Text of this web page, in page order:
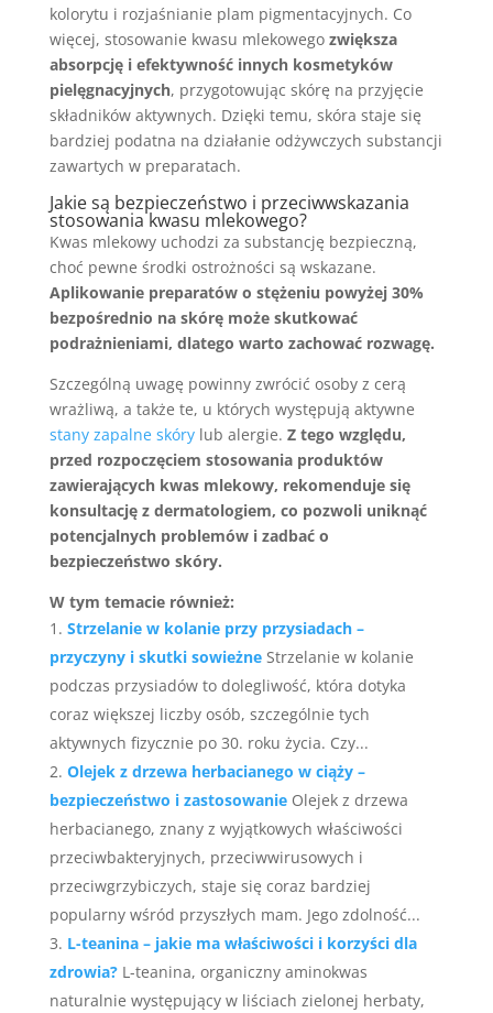
kolorytu i rozjaśnianie plam pigmentacyjnych. Co
więcej, stosowanie kwasu mlekowego zwiększa
absorpcję i efektywność innych kosmetyków
pielęgnacyjnych, przygotowując skórę na przyjęcie
składników aktywnych. Dzięki temu, skóra staje się
bardziej podatna na działanie odżywczych substancji
zawartych w preparatach.
Jakie są bezpieczeństwo i przeciwwskazania
stosowania kwasu mlekowego?
Kwas mlekowy uchodzi za substancję bezpieczną,
choć pewne środki ostrożności są wskazane.
Aplikowanie preparatów o stężeniu powyżej 30%
bezpośrednio na skórę może skutkować
podrażnieniami, dlatego warto zachować rozwagę.
Szczególną uwagę powinny zwrócić osoby z cerą
wrażliwą, a także te, u których występują aktywne
stany zapalne skórylub alergie. Z tego względu,
przed rozpoczęciem stosowania produktów
zawierających kwas mlekowy, rekomenduje się
konsultację z dermatologiem, co pozwoli uniknąć
potencjalnych problemów i zadbać o
bezpieczeństwo skóry.
W tym temacie również:
Strzelanie w kolanie przy przysiadach –
przyczyny i skutki sowieżne Strzelanie w kolanie
podczas przysiadów to dolegliwość, która dotyka
coraz większej liczby osób, szczególnie tych
aktywnych fizycznie po 30. roku życia. Czy...
Olejek z drzewa herbacianego w ciąży –
bezpieczeństwo i zastosowanie Olejek z drzewa
herbacianego, znany z wyjątkowych właściwości
przeciwbakteryjnych, przeciwwirusowych i
przeciwgrzybiczych, staje się coraz bardziej
popularny wśród przyszłych mam. Jego zdolność...
L-teanina – jakie ma właściwości i korzyści dla
zdrowia? L-teanina, organiczny aminokwas
naturalnie występujący w liściach zielonej herbaty,